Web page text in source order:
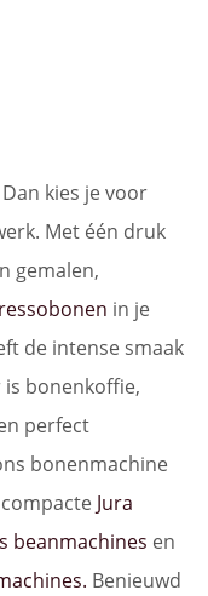
Dan kies je voor
Met één druk
gemalen,
in je
de intense smaak
bonenkoffie,
perfect
bonenmachine
Jura
beanmachines en
Benieuwd